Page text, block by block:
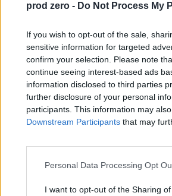
prod zero - Do Not Process My
If you wish to opt-out of the sale,
sensitive information for targeted
confirm your selection. Please note
continue seeing interest-based ads
information disclosed to third parties
further disclosure of your personal
participants. This information may
Downstream Participants that may
Personal Data Processing Opt
I want to opt-out of the Sharing
Praca kurierów. Kto naprawdę
Mateusz Grzesiak
22.04.2026